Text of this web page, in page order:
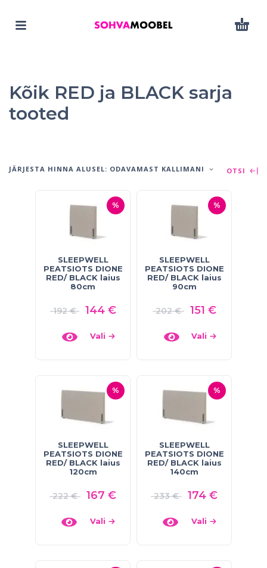
Kõik RED ja BLACK sarja
tooted
JÄRJESTA HINNA ALUSEL: ODAVAMAST KALLIMANI OTSI
%
SLEEPWELL
PEATSIOTS DIONE
RED/ BLACK laius
80cm
192€ 144 €
Vali
%
SLEEPWELL
PEATSIOTS DIONE
RED/ BLACK laius
90cm
202€ 151 €
Vali
%
SLEEPWELL
PEATSIOTS DIONE
RED/ BLACK laius
120cm
222€ 167 €
Vali
%
SLEEPWELL
PEATSIOTS DIONE
RED/ BLACK laius
140cm
233€ 174 €
Vali